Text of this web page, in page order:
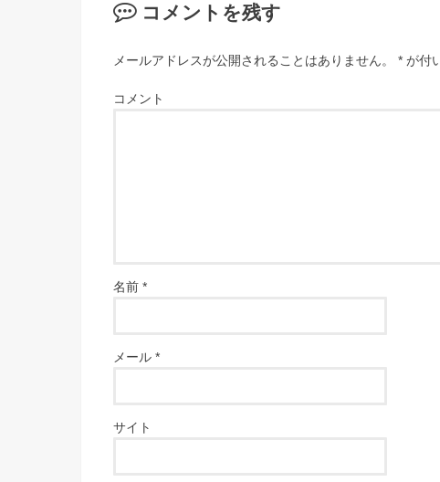
コメントを残す
メールアドレスが公開されることはありません。 * が付
コメント
名前 *
メール *
サイト